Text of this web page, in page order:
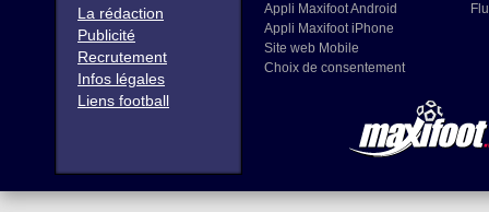
La rédaction
Publicité
Recrutement
Infos légales
Liens football
Appli Maxifoot Android
Appli Maxifoot iPhone
Site web Mobile
Choix de consentement